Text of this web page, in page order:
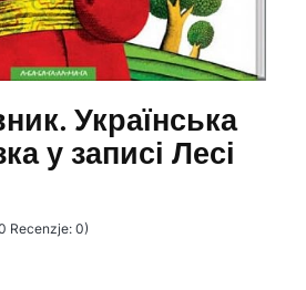
Українська
у записі Лесі
Recenzje: 0)